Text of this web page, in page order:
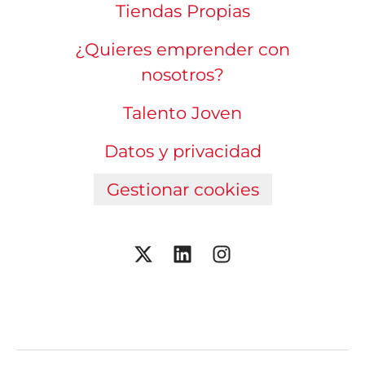
Tiendas Propias
¿Quieres emprender con
nosotros?
Talento Joven
Datos y privacidad
Gestionar cookies